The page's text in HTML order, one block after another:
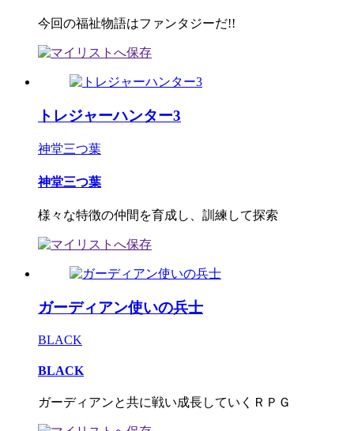
今回の福祉物語はファンタジーだ!!
トレジャーハンター3
神堂三つ葉
神堂三つ葉
様々な特徴の仲間を育成し、訓練して探索
ガーディアン使いの兵士
BLACK
BLACK
ガーディアンと共に戦い成長していくＲＰＧ